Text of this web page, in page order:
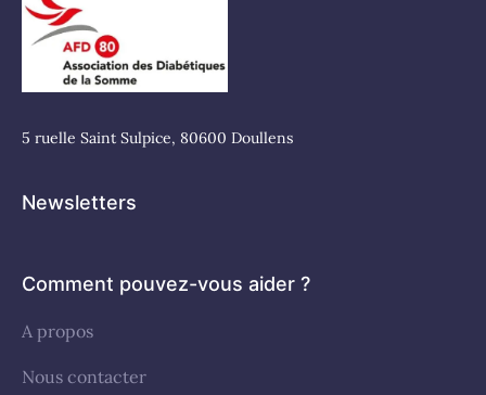
5 ruelle Saint Sulpice, 80600 Doullens
Newsletters
Comment pouvez-vous aider ?
A propos
Nous contacter